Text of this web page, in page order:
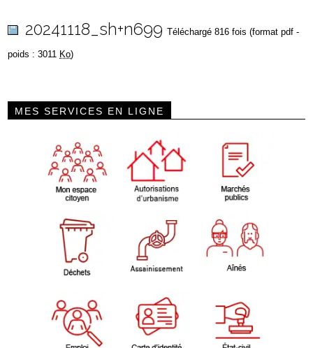
20241118_sh+n699 Téléchargé 816 fois (format pdf -
poids : 3011 Ko)
MES SERVICES EN LIGNE